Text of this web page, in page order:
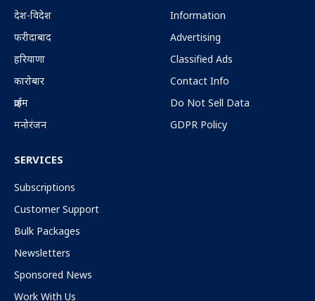
देश-विदेश
फरीदाबाद
हरियाणा
कारोबार
क्राईम
मनोरंजन
Information
Advertising
Classified Ads
Contact Info
Do Not Sell Data
GDPR Policy
SERVICES
Subscriptions
Customer Support
Bulk Packages
Newsletters
Sponsored News
Work With Us